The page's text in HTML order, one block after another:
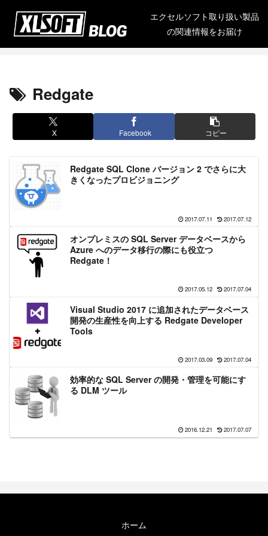
エクセルソフト取り扱い製品
の関連情報をお届け
Redgate
X Facebook コピー
Redgate SQL Clone バージョン 2 でさらに大
きくなったプロビジョニング
2017.07.11 2017.07.12
オンプレミスの SQL Server データベースから
Azure へのデータ移行の際にも役立つ
Redgate！
2017.05.12 2017.07.04
Visual Studio 2017 に追加されたデータベース
開発の生産性を向上する Redgate Developer
Tools
2017.03.09 2017.07.04
効率的な SQL Server の開発・管理を可能にす
る DLM ツール
2016.12.21 2017.07.07
ホーム